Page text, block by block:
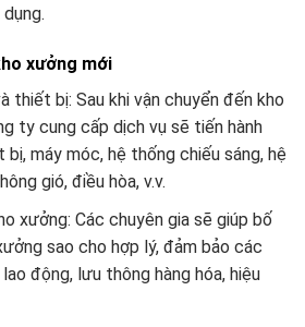
xưởng mới
thiết bị: Sau khi vận chuyển đến kho
ty cung cấp dịch vụ sẽ tiến hành
máy móc, hệ thống chiếu sáng, hệ
gió, điều hòa, v.v.
xưởng: Các chuyên gia sẽ giúp bố
sao cho hợp lý, đảm bảo các
động, lưu thông hàng hóa, hiệu